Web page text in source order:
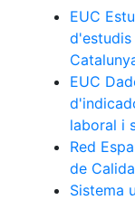
EUC
EUC
laboral i
Red
de
Sistema